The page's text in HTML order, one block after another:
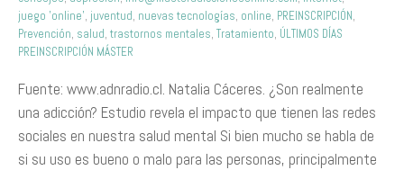
juego 'online', juventud, nuevas tecnologías, online, PREINSCRIPCIÓN,
Prevención, salud, trastornos mentales, Tratamiento, ÚLTIMOS DÍAS
PREINSCRIPCIÓN MÁSTER
Fuente: www.adnradio.cl. Natalia Cáceres. ¿Son realmente
una adicción? Estudio revela el impacto que tienen las redes
sociales en nuestra salud mental Si bien mucho se habla de
si su uso es bueno o malo para las personas, principalmente